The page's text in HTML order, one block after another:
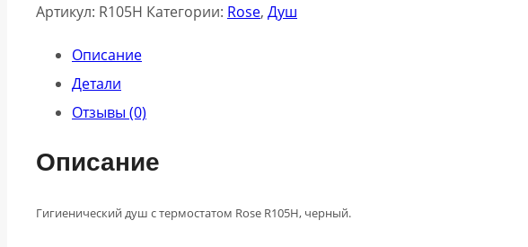
Артикул: R105H Категории: Rose, Душ
Описание
Детали
Отзывы (0)
Описание
Гигиенический душ с термостатом Rose R105H, черный.